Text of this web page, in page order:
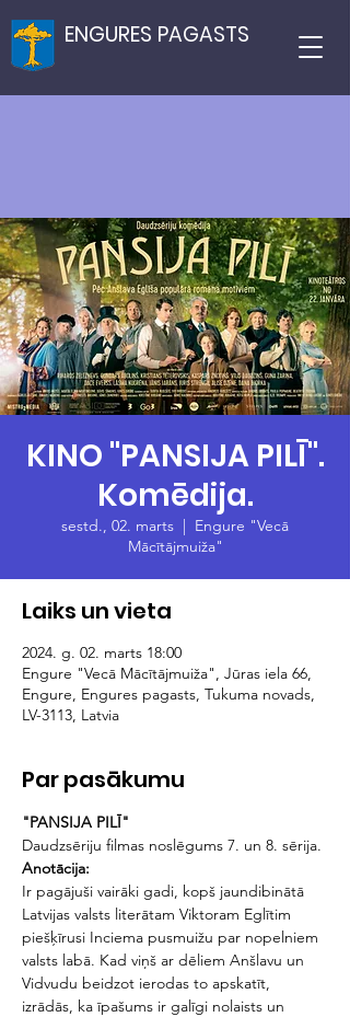
ENGURES PAGASTS
KINO "PANSIJA PILĪ".
Komēdija.
sestd., 02. marts
  |
Engure "Vecā
Mācītājmuiža"
Laiks un vieta
2024. g. 02. marts 18:00
Engure "Vecā Mācītājmuiža", Jūras iela 66,
Engure, Engures pagasts, Tukuma novads,
LV-3113, Latvia
Par pasākumu
"PANSIJA PILĪ"
Daudzsēriju filmas noslēgums 7. un 8. sērija.
Anotācija:
Ir pagājuši vairāki gadi, kopš jaundibinātā
Latvijas valsts literātam Viktoram Eglītim
piešķīrusi Inciema pusmuižu par nopelniem
valsts labā. Kad viņš ar dēliem Anšlavu un
Vidvudu beidzot ierodas to apskatīt,
izrādās, ka īpašums ir galīgi nolaists un